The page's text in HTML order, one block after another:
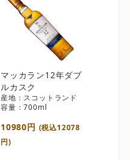
マッカラン12年ダブ
ルカスク
産地：スコットランド
容量：700ml
10980円 (税込12078
円)